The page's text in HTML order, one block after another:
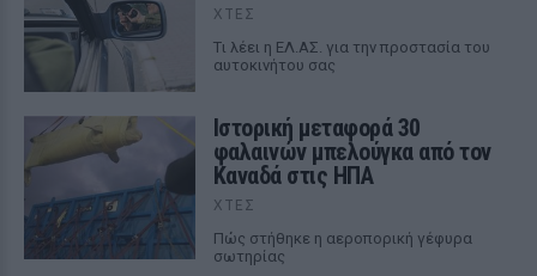
ΧΤΕΣ
Tι λέει η ΕΛ.ΑΣ. για την προστασία του
αυτοκινήτου σας
Ιστορική μεταφορά 30
φαλαινών μπελούγκα από τον
Καναδά στις ΗΠΑ
ΧΤΕΣ
Πώς στήθηκε η αεροπορική γέφυρα
σωτηρίας